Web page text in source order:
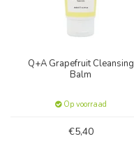
Q+A Grapefruit Cleansing
Balm
Op voorraad
€5,40